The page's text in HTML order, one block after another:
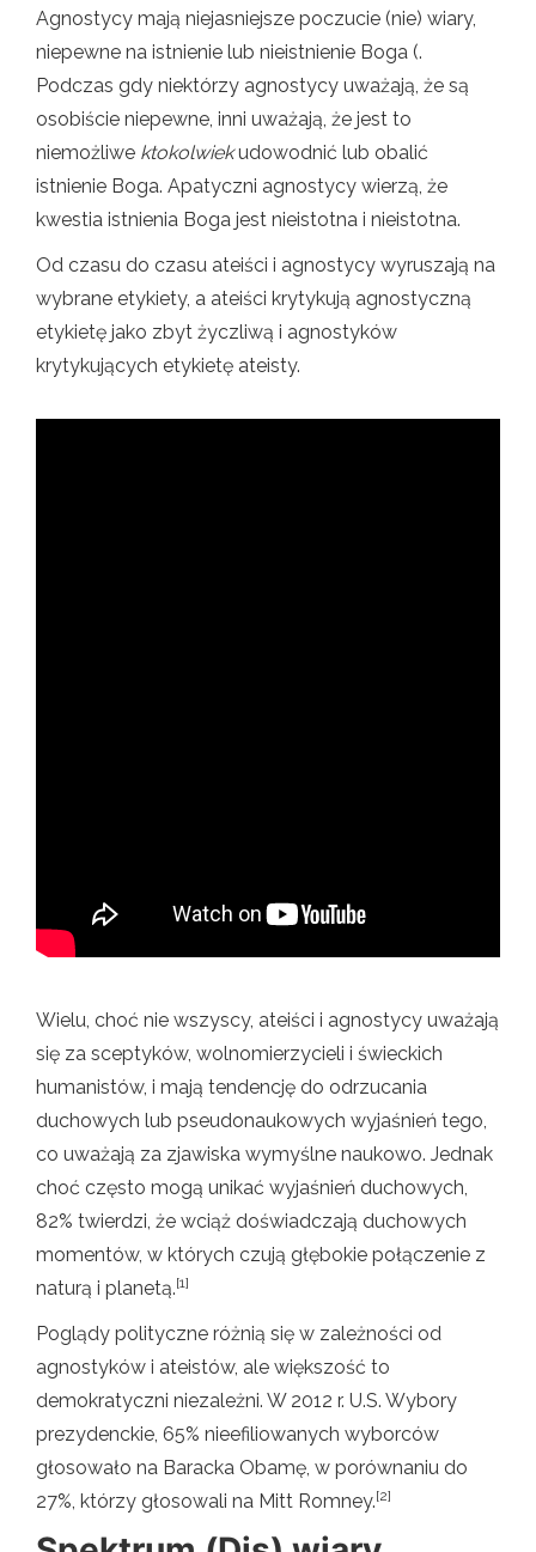
Agnostycy mają niejasniejsze poczucie (nie) wiary,
niepewne na istnienie lub nieistnienie Boga (.
Podczas gdy niektórzy agnostycy uważają, że są
osobiście niepewne, inni uważają, że jest to
niemożliwe ktokolwiekudowodnić lub obalić
istnienie Boga. Apatyczni agnostycy wierzą, że
kwestia istnienia Boga jest nieistotna i nieistotna.
Od czasu do czasu ateiści i agnostycy wyruszają na
wybrane etykiety, a ateiści krytykują agnostyczną
etykietę jako zbyt życzliwą i agnostyków
krytykujących etykietę ateisty.
Wielu, choć nie wszyscy, ateiści i agnostycy uważają
się za sceptyków, wolnomierzycieli i świeckich
humanistów, i mają tendencję do odrzucania
duchowych lub pseudonaukowych wyjaśnień tego,
co uważają za zjawiska wymyślne naukowo. Jednak
choć często mogą unikać wyjaśnień duchowych,
82% twierdzi, że wciąż doświadczają duchowych
momentów, w których czują głębokie połączenie z
naturą i planetą.[1]
Poglądy polityczne różnią się w zależności od
agnostyków i ateistów, ale większość to
demokratyczni niezależni. W 2012 r. U.S. Wybory
prezydenckie, 65% nieefiliowanych wyborców
głosowało na Baracka Obamę, w porównaniu do
27%, którzy głosowali na Mitt Romney.[2]